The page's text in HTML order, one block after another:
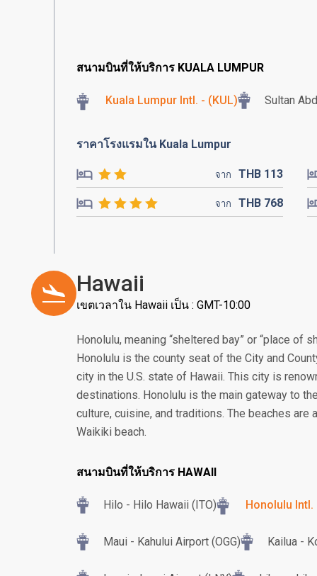
สนามบินที่ให้บริการ KUALA LUMPUR
Kuala Lumpur Intl. - (KUL) Sultan
ราคาโรงแรมใน Kuala Lumpur
จาก THB 113
จาก THB 768
Hawaii
เขตเวลาใน Hawaii เป็น : GMT-10:00
Honolulu, meaning “sheltered bay” or “place of
Honolulu is the county seat of the City and
city in the U.S. state of Hawaii. This city is
destinations. Honolulu is the main gateway to
culture, cuisine, and traditions. The beaches are
Waikiki beach.
สนามบินที่ให้บริการ HAWAII
Hilo - Hilo Hawaii (ITO) Honolulu Intl.
Maui - Kahului Airport (OGG) Kailua -